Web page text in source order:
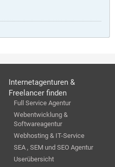
Internetagenturen &
Freelancer finden
Full Service Agentur
Webentwicklung &
Softwareagentur
Webhosting & IT-Service
SEA , SEM und SEO Agentur
Userübersicht